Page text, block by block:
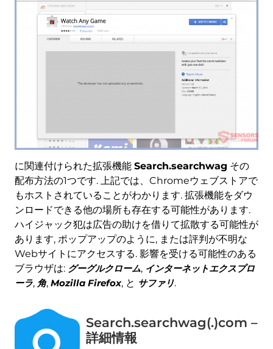
に関連付けられた拡張機能 Search.searchwag その
配布方法の1つです. 上記では、Chromeウェブストアで
もホストされていることがわかります. 拡張機能をダウ
ンロードできる他の場所も存在する可能性があります.
ハイジャック犯は広告の助けを借りて拡散する可能性が
あります, ポップアップのように, または評判が不明な
Webサイトにアクセスする. 影響を受ける可能性のある
ブラウザは: グーグルクローム, インターネットエクスプロ
ーラ, 角, Mozilla Firefox, と サファリ.
Search.searchwag(.)com –
詳細情報